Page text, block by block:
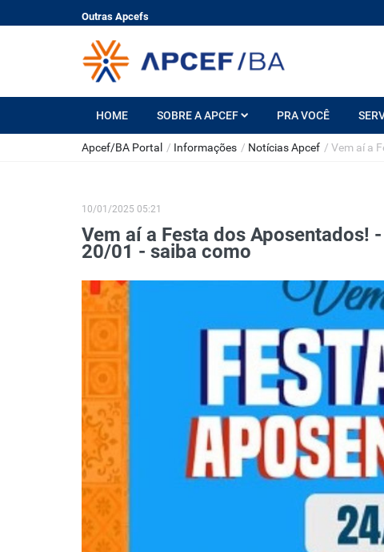
Outras Apcefs
HOME SOBRE A APCEF PRA VOCÊ
Apcef/BA Portal / Informações / Notícias Apcef / Vem aí a
10/01/2025 05:21
Vem aí a Festa dos Aposentados!
20/01 - saiba como